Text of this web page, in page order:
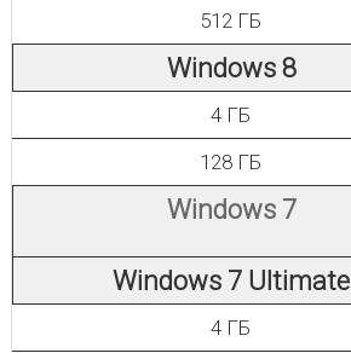
512 ГБ
Windows 8
4 ГБ
128 ГБ
Windows 7
Windows 7 Ultimate
4 ГБ